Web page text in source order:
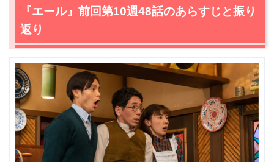
2.1
音（二階堂ふみ）が妊娠。母となり、歌手になると頑張
堂ふみ）に伝える環（柴咲コウ）
2.3両方を得られない現実を受け止めたくない悲しみ。ふ
さぎ込む音（二階堂ふみ）。
『エール』第10週49話まとめ
『エール』前回第10週48話のあらすじと振り
返り